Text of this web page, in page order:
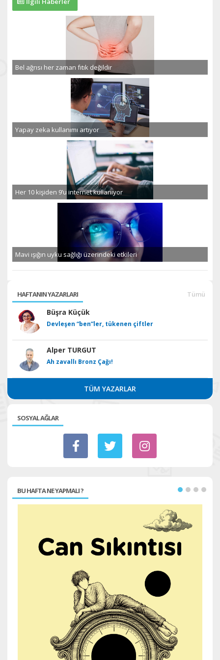
Bel ağrısı her zaman fıtık değildir
Yapay zeka kullanımı artıyor
Her 10 kişiden 9’u internet kullanıyor
Mavi ışığın uyku sağlığı üzerindeki etkileri
HAFTANIN YAZARLARI Tümü
Büşra Küçük
Devleşen “ben”ler, tükenen çiftler
Alper TURGUT
Ah zavallı Bronz Çağı!
TÜM YAZARLAR
SOSYAL AĞLAR
BU HAFTA NE YAPMALI ?